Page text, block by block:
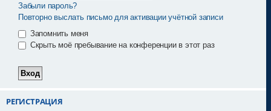
Забыли пароль?
Повторно выслать письмо для активации учётной записи
Запомнить меня
Скрыть моё пребывание на конференции в этот раз
РЕГИСТРАЦИЯ